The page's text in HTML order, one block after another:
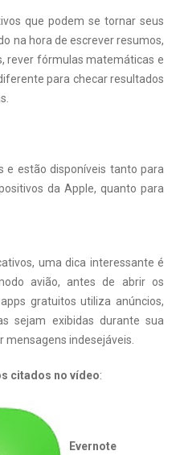
que podem se tornar seus
na hora de escrever resumos,
rever fórmulas matemáticas e
para checar resultados
e estão disponíveis tanto para
da Apple, quanto para
uma dica interessante é
avião, antes de abrir os
gratuitos utiliza anúncios,
sejam exibidas durante sua
mensagens indesejáveis.
citados no vídeo:
Evernote